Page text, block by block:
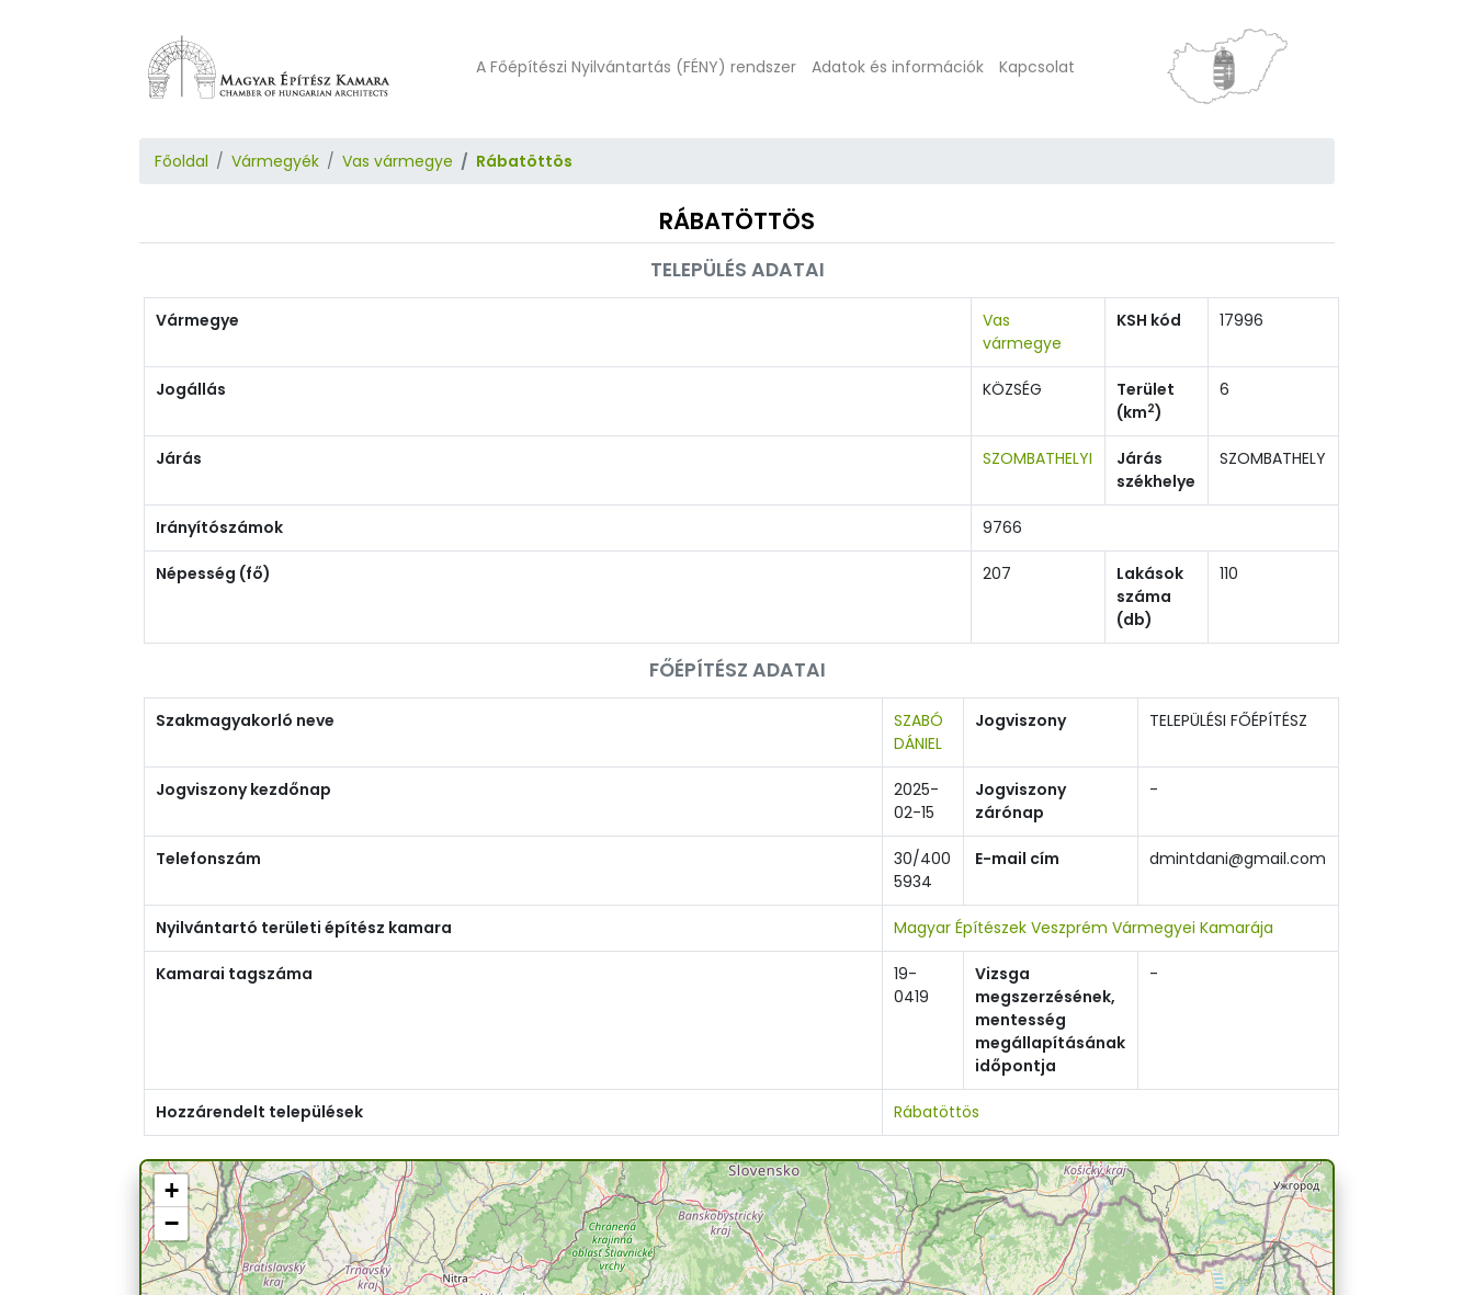
A Főépítészi Nyilvántartás (FÉNY) rendszer Adatok és információk Kapcsolat
Főoldal Vármegyék Vas vármegye Rábatöttös
RÁBATÖTTÖS
TELEPÜLÉS ADATAI
Vármegye
Vas
vármegye
KSH kód 17996
Jogállás KÖZSÉG
Terület
(km2)
6
Járás SZOMBATHELYI
Járás
székhelye
SZOMBATHELY
Irányítószámok 9766
Népesség (fő) 207
Lakások
száma
(db)
110
FŐÉPÍTÉSZ ADATAI
Szakmagyakorló neve
SZABÓ
DÁNIEL
Jogviszony TELEPÜLÉSI FŐÉPÍTÉSZ
Jogviszony kezdőnap
2025-
02-15
Jogviszony
zárónap
-
Telefonszám
30/400
5934
E-mail cím dmintdani@gmail.com
Nyilvántartó területi építész kamara Magyar Építészek Veszprém Vármegyei Kamarája
Kamarai tagszáma
19-
0419
Vizsga
megszerzésének,
mentesség
megállapításának
időpontja
-
Hozzárendelt települések Rábatöttös
+
−